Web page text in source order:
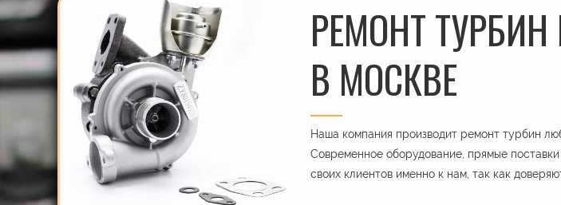
РЕМОНТ ТУРБИН
В МОСКВЕ
Наша компания производит ремонт турбин
Современное оборудование, прямые
своих клиентов именно к нам, так как